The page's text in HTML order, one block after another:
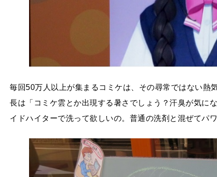
毎回50万人以上が集まるコミケは、その尋常ではない熱
長は「コミケ雲とか出現する暑さでしょう？汗臭が気に
イドハイターで洗って欲しいの。普通の洗剤と混ぜてパ